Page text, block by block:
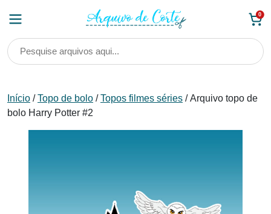
0
Início /Topo de bolo /Topos filmes séries / Arquivo topo de
bolo Harry Potter #2